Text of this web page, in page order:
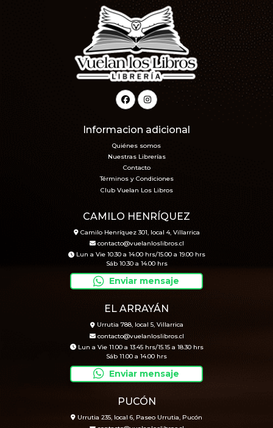
Informacion adicional
Quiénes somos
Nuestras Librerías
Contacto
Términos y Condiciones
Club Vuelan Los Libros
CAMILO HENRÍQUEZ
Camilo Henríquez 301, local 4, Villarrica
contacto@vuelanloslibros.cl
Lun a Vie 10.30 a 14.00 hrs/15.00 a 19.00 hrs
Sáb 10.30 a 14.00 hrs
Enviar mensaje
EL ARRAYÁN
Urrutia 788, local 5, Villarrica
contacto@vuelanloslibros.cl
Lun a Vie 11.00 a 13.45 hrs/15.15 a 18.30 hrs
Sáb 11.00 a 14.00 hrs
Enviar mensaje
PUCÓN
Urrutia 235, local 6, Paseo Urrutia, Pucón